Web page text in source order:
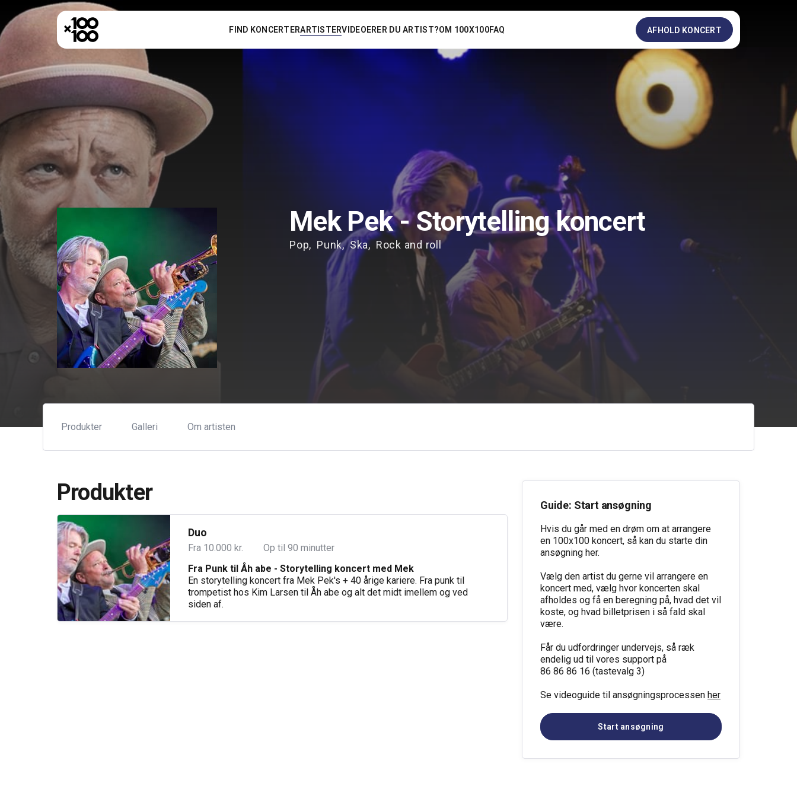
FIND KONCERTERARTISTERVIDEOERER DU ARTIST?OM 100X100FAQ AFHOLD KONCERT
Mek Pek - Storytelling koncert
Pop Punk Ska Rock and roll
Produkter Galleri Om artisten
Guide: Start ansøgning
Hvis du går med en drøm om at arrangere
en 100x100 koncert, så kan du starte din
ansøgning her.
Vælg den artist du gerne vil arrangere en
koncert med, vælg hvor koncerten skal
afholdes og få en beregning på, hvad det vil
koste, og hvad billetprisen i så fald skal
være.
Får du udfordringer undervejs, så ræk
endelig ud til vores support på
86 86 86 16 (tastevalg 3)
Se videoguide til ansøgningsprocessen her
Start ansøgning
Produkter
Duo
Fra 10.000 kr.
Op til 90 minutter
Fra Punk til Åh abe - Storytelling koncert med Mek
En storytelling koncert fra Mek Pek's + 40 årige kariere. Fra punk til
trompetist hos Kim Larsen til Åh abe og alt det midt imellem og ved
siden af.